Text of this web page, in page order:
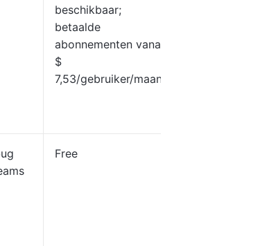
beschikbaar;
betaalde
abonnementen vanaf
$
7,53/gebruiker/maand
Free